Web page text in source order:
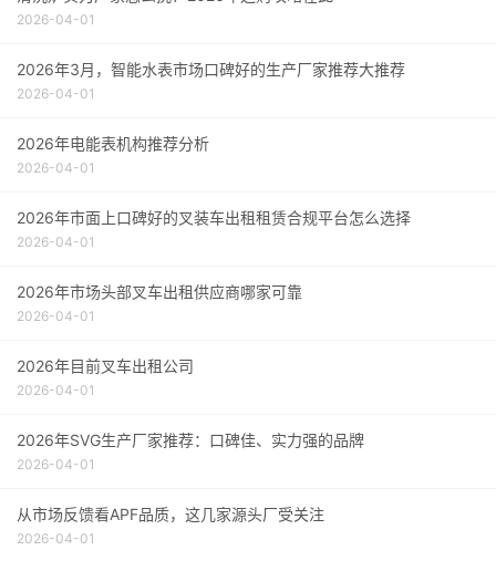
2026-04-01
2026年3月，智能水表市场口碑好的生产厂家推荐大推荐
2026-04-01
2026年电能表机构推荐分析
2026-04-01
2026年市面上口碑好的叉装车出租租赁合规平台怎么选择
2026-04-01
2026年市场头部叉车出租供应商哪家可靠
2026-04-01
2026年目前叉车出租公司
2026-04-01
2026年SVG生产厂家推荐：口碑佳、实力强的品牌
2026-04-01
从市场反馈看APF品质，这几家源头厂受关注
2026-04-01